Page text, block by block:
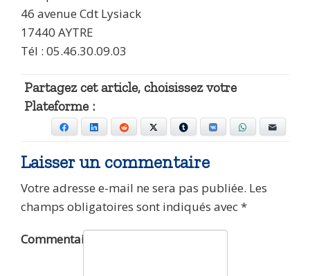
46 avenue Cdt Lysiack
17440 AYTRE
Tél : 05.46.30.09.03
Partagez cet article, choisissez votre
Plateforme :
Facebook LinkedIn Reddit Tumblr VKontakte WhatsApp
Laisser un commentaire
Votre adresse e-mail ne sera pas publiée. Les
champs obligatoires sont indiqués avec*
Commentaire